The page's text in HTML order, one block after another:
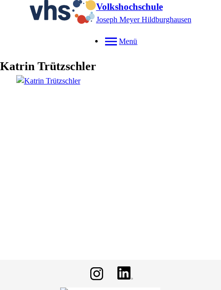
Volkshochschule
Joseph Meyer Hildburghausen
Menü
Katrin Trützschler